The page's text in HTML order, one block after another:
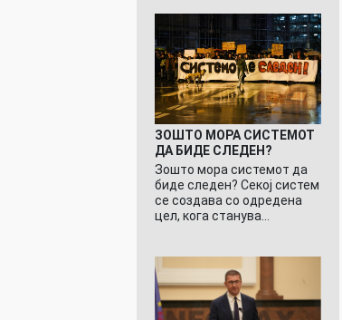
ЗОШТО МОРА СИСТЕМОТ
ДА БИДЕ СЛЕДЕН?
Зошто мора системот да
биде следен? Секој систем
се создава со одредена
цел, кога станува…